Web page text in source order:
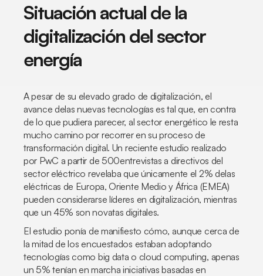
Situación actual de la
digitalización del sector
energía
A pesar de su elevado grado de digitalización, el
avance delas nuevas tecnologías es tal que, en contra
de lo que pudiera parecer, al sector energético le resta
mucho camino por recorrer en su proceso de
transformación digital. Un reciente estudio realizado
por PwC a partir de 500entrevistas a directivos del
sector eléctrico revelaba que únicamente el 2% delas
eléctricas de Europa, Oriente Medio y África (EMEA)
pueden considerarse líderes en digitalización, mientras
que un 45% son novatas digitales.
El estudio ponía de manifiesto cómo, aunque cerca de
la mitad de los encuestados estaban adoptando
tecnologías como big data o cloud computing, apenas
un 5% tenían en marcha iniciativas basadas en